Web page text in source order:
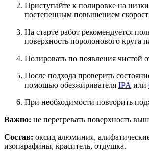
Приступайте к полировке на
постепенным повышением
На старте работ рекомендуется
поверхность поролонового круга
Полировать по появления чистой
После подхода проверить
помощью обезжиривателя IPA или
При необходимости повторить
Важно: не перегревать поверхность
Состав: оксид алюминия,
изопарафины, краситель, отдушка.